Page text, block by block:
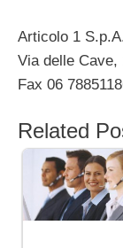
Articolo 1
Via delle Cave,
Fax 06
Related